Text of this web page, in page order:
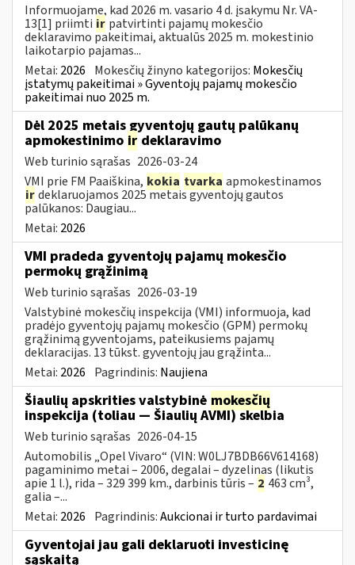
Informuojame, kad 2026 m. vasario 4 d. įsakymu Nr. VA-
13[1] priimti ir patvirtinti pajamų mokesčio
deklaravimo pakeitimai, aktualūs 2025 m. mokestinio
laikotarpio pajamas...
Metai: 2026 Mokesčių žinyno kategorijos: Mokesčių
įstatymų pakeitimai » Gyventojų pajamų mokesčio
pakeitimai nuo 2025 m.
Dėl 2025 metais gyventojų gautų palūkanų
apmokestinimo ir deklaravimo
Web turinio sąrašas 2026-03-24
VMI prie FM Paaiškina, kokia tvarka apmokestinamos
irdeklaruojamos 2025 metais gyventojų gautos
palūkanos: Daugiau...
Metai: 2026
VMI pradeda gyventojų pajamų mokesčio
permokų grąžinimą
Web turinio sąrašas 2026-03-19
Valstybinė mokesčių inspekcija (VMI) informuoja, kad
pradėjo gyventojų pajamų mokesčio (GPM) permokų
grąžinimą gyventojams, pateikusiems pajamų
deklaracijas. 13 tūkst. gyventojų jau grąžinta...
Metai: 2026 Pagrindinis: Naujiena
Šiaulių apskrities valstybinė mokesčių
inspekcija (toliau — Šiaulių AVMI) skelbia
Web turinio sąrašas 2026-04-15
Automobilis „Opel Vivaro“ (VIN: W0LJ7BDB66V614168)
pagaminimo metai – 2006, degalai – dyzelinas (likutis
apie 1 l.), rida – 329 399 km., darbinis tūris – 2 463 cm³,
galia –...
Metai: 2026 Pagrindinis:Aukcionai ir turto pardavimai
Gyventojai jau gali deklaruoti investicinę
sąskaitą